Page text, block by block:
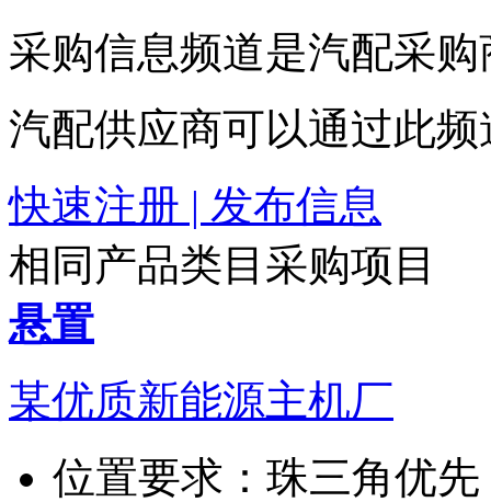
采购信息频道是汽配采
汽配供应商可以通过此
快速注册 | 发布信息
相同产品类目采购项目
悬置
某优质新能源主机厂
位置要求： 珠三角优先